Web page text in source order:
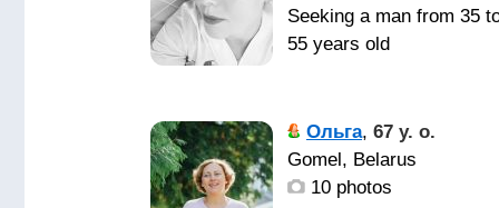
чувством юмора,
уверенного в себе и
Seeking a man from 35
55 years old
спутника
Ольга, 67 y. o.
Gomel, Belarus
10 photos